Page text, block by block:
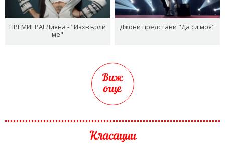
ПРЕМИЕРА! Лияна - "Изхвърли
ме"
Джони представи "Да си моя"
Виж
още
Класации